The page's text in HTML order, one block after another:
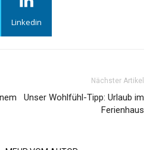
Linkedin
Nächster Artikel
Unser Wohlfühl-Tipp: Urlaub im
Ferienhaus